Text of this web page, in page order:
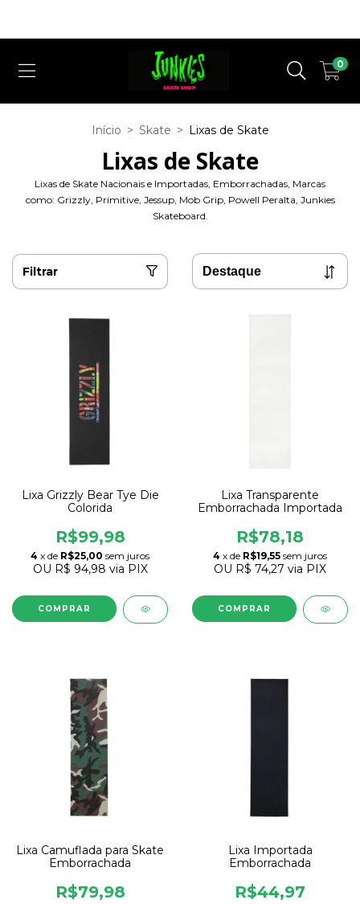
0
Início > Skate > Lixas de Skate
Lixas de Skate
Lixas de Skate Nacionais e Importadas, Emborrachadas, Marcas
como: Grizzly, Primitive, Jessup, Mob Grip, Powell Peralta, Junkies
Skateboard.
Filtrar
Lixa Grizzly Bear Tye Die
Colorida
R$99,98
4 x de R$25,00 sem juros
OU R$ 94,98 via PIX
Lixa Transparente
Emborrachada Importada
R$78,18
4 x de R$19,55 sem juros
OU R$ 74,27 via PIX
Lixa Camuflada para Skate
Emborrachada
R$79,98
Lixa Importada
Emborrachada
R$44,97